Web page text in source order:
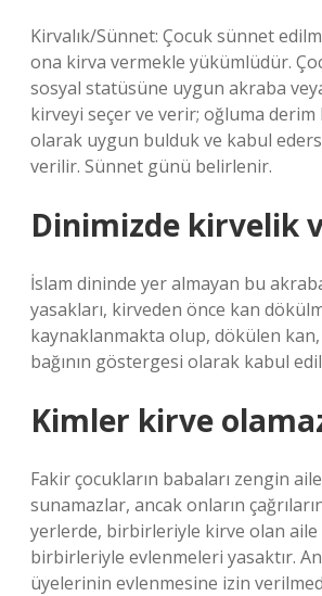
Kirvalık/Sünnet: Çocuk sünnet
ona kirva vermekle yükümlüdür.
sosyal statüsüne uygun akraba
kirveyi seçer ve verir; oğluma derim
olarak uygun bulduk ve kabul
verilir. Sünnet günü belirlenir.
Dinimizde kirvelik
İslam dininde yer almayan bu
yasakları, kirveden önce kan
kaynaklanmakta olup, dökülen kan,
bağının göstergesi olarak kabul
Kimler kirve
Fakir çocukların babaları zengin
sunamazlar, ancak onların
yerlerde, birbirleriyle kirve olan
birbirleriyle evlenmeleri yasaktır.
üyelerinin evlenmesine izin